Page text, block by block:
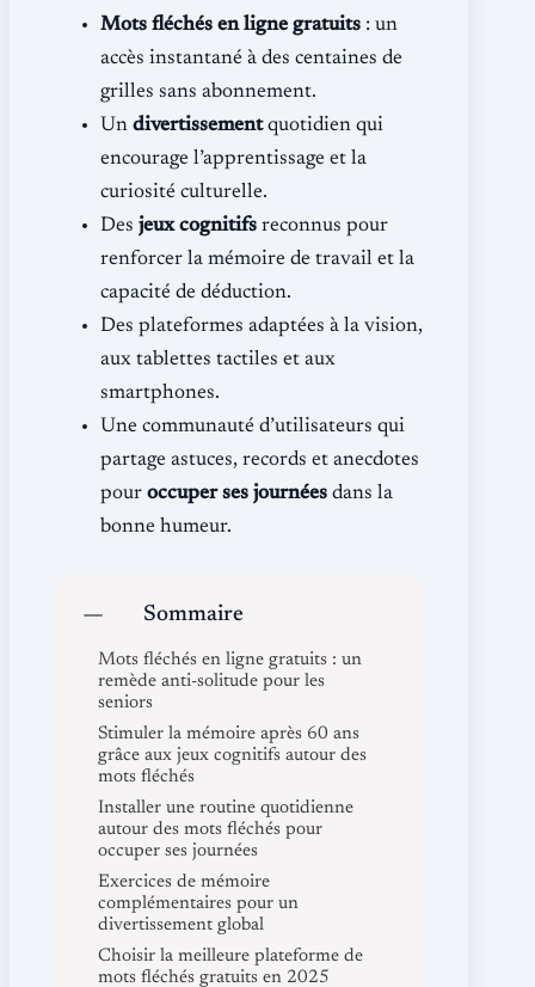
Mots fléchés en ligne gratuits : un
accès instantané à des centaines de
grilles sans abonnement.
Un divertissementquotidien qui
encourage l’apprentissage et la
curiosité culturelle.
Des jeux cognitifs reconnus pour
renforcer la mémoire de travail et la
capacité de déduction.
Des plateformes adaptées à la vision,
aux tablettes tactiles et aux
smartphones.
Une communauté d’utilisateurs qui
partage astuces, records et anecdotes
pour occuper ses journées dans la
bonne humeur.
Sommaire
Mots fléchés en ligne gratuits : un
remède anti-solitude pour les
seniors
Stimuler la mémoire après 60 ans
grâce aux jeux cognitifs autour des
mots fléchés
Installer une routine quotidienne
autour des mots fléchés pour
occuper ses journées
Exercices de mémoire
complémentaires pour un
divertissement global
Choisir la meilleure plateforme de
mots fléchés gratuits en 2025